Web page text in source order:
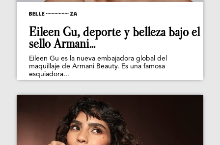
Eileen Gu, deporte y belleza bajo el
sello Armani...
Eileen Gu es la nueva embajadora global del
maquillaje de Armani Beauty. Es una famosa
esquiadora...